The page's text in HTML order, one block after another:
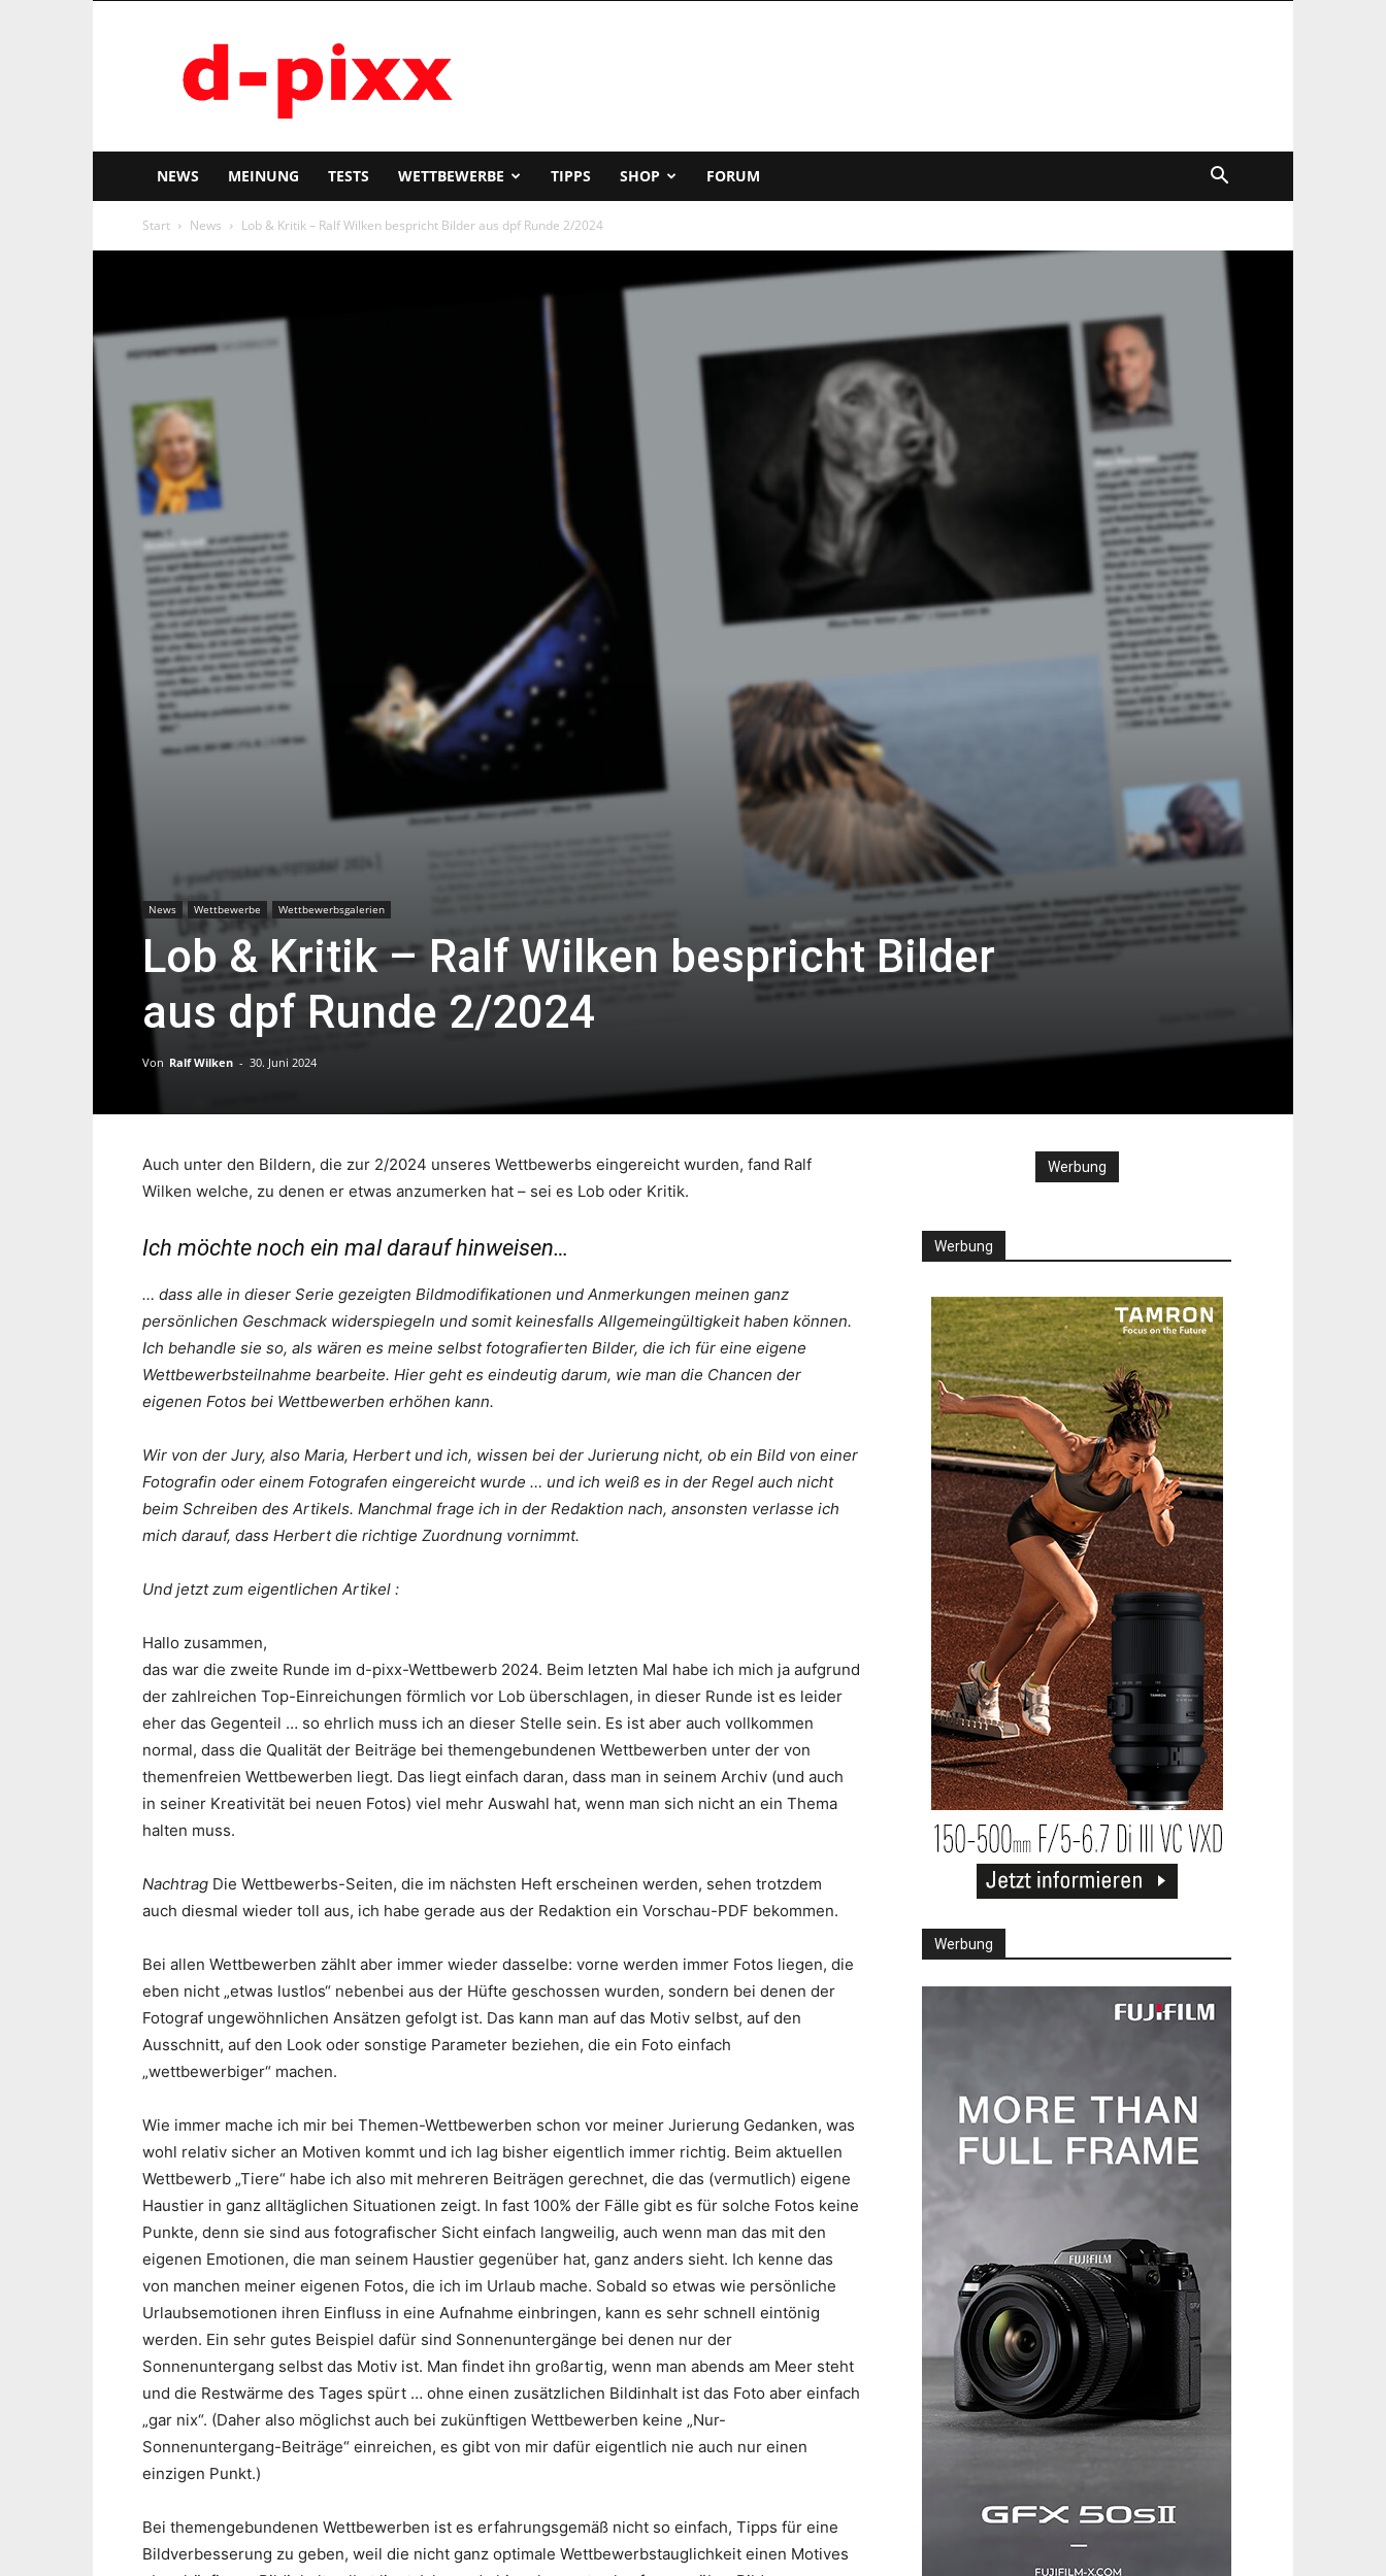
pixx
NEWS MEINUNG TESTS WETTBEWERBE TIPPS SHOP FORUM
Start News Lob & Kritik – Ralf Wilken bespricht Bilder aus dpf Runde 2/2024
News Wettbewerbe Wettbewerbsgalerien
Lob & Kritik – Ralf Wilken bespricht Bilder
aus dpf Runde 2/2024
Von Ralf Wilken - 30. Juni 2024
Auch unter den Bildern, die zur 2/2024 unseres Wettbewerbs eingereicht wurden, fand Ralf
Wilken welche, zu denen er etwas anzumerken hat – sei es Lob oder Kritik.
Ich möchte noch ein mal darauf hinweisen…
… dass alle in dieser Serie gezeigten Bildmodifikationen und Anmerkungen meinen ganz
persönlichen Geschmack widerspiegeln und somit keinesfalls Allgemeingültigkeit haben können.
Ich behandle sie so, als wären es meine selbst fotografierten Bilder, die ich für eine eigene
Wettbewerbsteilnahme bearbeite. Hier geht es eindeutig darum, wie man die Chancen der
eigenen Fotos bei Wettbewerben erhöhen kann.
Wir von der Jury, also Maria, Herbert und ich, wissen bei der Jurierung nicht, ob ein Bild von einer
Fotografin oder einem Fotografen eingereicht wurde … und ich weiß es in der Regel auch nicht
beim Schreiben des Artikels. Manchmal frage ich in der Redaktion nach, ansonsten verlasse ich
mich darauf, dass Herbert die richtige Zuordnung vornimmt.
Und jetzt zum eigentlichen Artikel :
Hallo zusammen,
das war die zweite Runde im d-pixx-Wettbewerb 2024. Beim letzten Mal habe ich mich ja aufgrund
der zahlreichen Top-Einreichungen förmlich vor Lob überschlagen, in dieser Runde ist es leider
eher das Gegenteil … so ehrlich muss ich an dieser Stelle sein. Es ist aber auch vollkommen
normal, dass die Qualität der Beiträge bei themengebundenen Wettbewerben unter der von
themenfreien Wettbewerben liegt. Das liegt einfach daran, dass man in seinem Archiv (und auch
in seiner Kreativität bei neuen Fotos) viel mehr Auswahl hat, wenn man sich nicht an ein Thema
halten muss.
Nachtrag Die Wettbewerbs-Seiten, die im nächsten Heft erscheinen werden, sehen trotzdem
auch diesmal wieder toll aus, ich habe gerade aus der Redaktion ein Vorschau-PDF bekommen.
Bei allen Wettbewerben zählt aber immer wieder dasselbe: vorne werden immer Fotos liegen, die
eben nicht „etwas lustlos“ nebenbei aus der Hüfte geschossen wurden, sondern bei denen der
Fotograf ungewöhnlichen Ansätzen gefolgt ist. Das kann man auf das Motiv selbst, auf den
Ausschnitt, auf den Look oder sonstige Parameter beziehen, die ein Foto einfach
„wettbewerbiger“ machen.
Wie immer mache ich mir bei Themen-Wettbewerben schon vor meiner Jurierung Gedanken, was
wohl relativ sicher an Motiven kommt und ich lag bisher eigentlich immer richtig. Beim aktuellen
Wettbewerb „Tiere“ habe ich also mit mehreren Beiträgen gerechnet, die das (vermutlich) eigene
Haustier in ganz alltäglichen Situationen zeigt. In fast 100% der Fälle gibt es für solche Fotos keine
Punkte, denn sie sind aus fotografischer Sicht einfach langweilig, auch wenn man das mit den
eigenen Emotionen, die man seinem Haustier gegenüber hat, ganz anders sieht. Ich kenne das
von manchen meiner eigenen Fotos, die ich im Urlaub mache. Sobald so etwas wie persönliche
Urlaubsemotionen ihren Einfluss in eine Aufnahme einbringen, kann es sehr schnell eintönig
werden. Ein sehr gutes Beispiel dafür sind Sonnenuntergänge bei denen nur der
Sonnenuntergang selbst das Motiv ist. Man findet ihn großartig, wenn man abends am Meer steht
und die Restwärme des Tages spürt … ohne einen zusätzlichen Bildinhalt ist das Foto aber einfach
„gar nix“. (Daher also möglichst auch bei zukünftigen Wettbewerben keine „Nur-
Sonnenuntergang-Beiträge“ einreichen, es gibt von mir dafür eigentlich nie auch nur einen
einzigen Punkt.)
Bei themengebundenen Wettbewerben ist es erfahrungsgemäß nicht so einfach, Tipps für eine
Bildverbesserung zu geben, weil die nicht ganz optimale Wettbewerbstauglichkeit einen Motives
Werbung
Werbung
Werbung